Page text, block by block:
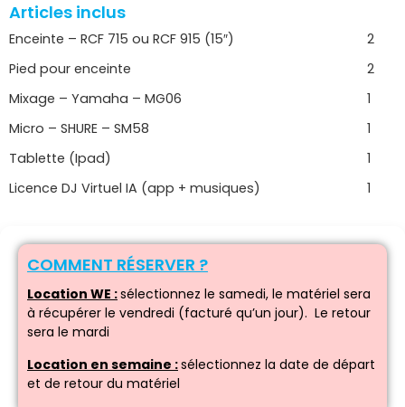
Articles inclus
Enceinte – RCF 715 ou RCF 915 (15″)
2
Pied pour enceinte
2
Mixage – Yamaha – MG06
1
Micro – SHURE – SM58
1
Tablette (Ipad)
1
Licence DJ Virtuel IA (app + musiques)
1
COMMENT RÉSERVER ?
Location WE :sélectionnez le samedi, le matériel sera
à récupérer le vendredi (facturé qu’un jour). Le retour
sera le mardi
Location en semaine :sélectionnez la date de départ
et de retour du matériel